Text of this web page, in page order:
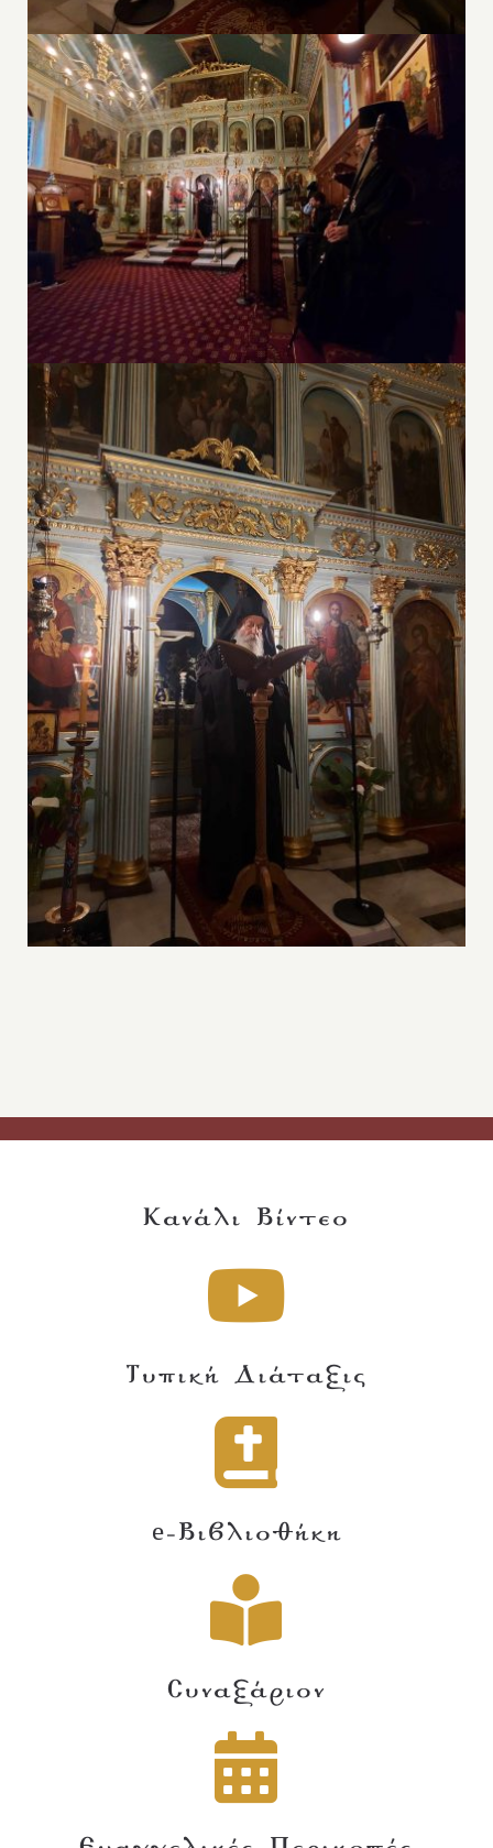
Κανάλι Βίντεο
Τυπική Διάταξις
e-Βιβλιοθήκη
Συναξάριον